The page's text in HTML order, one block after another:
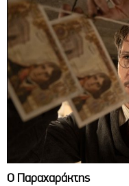
Ο Παραχαράκτης